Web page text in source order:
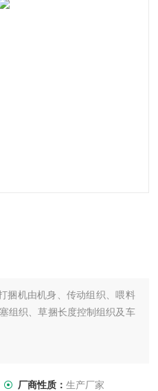
捆机由机身、传动组织、喂料
组织、草捆长度控制组织及车
厂商性质： 生产厂家